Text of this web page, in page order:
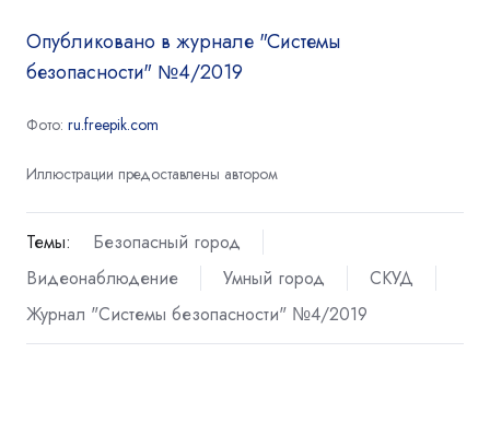
Опубликовано в журнале "Системы
безопасности" №4/2019
Фото: ru.freepik.com
Иллюстрации предоставлены автором
Темы:
Безопасный город
Видеонаблюдение
Умный город
СКУД
Журнал "Системы безопасности" №4/2019